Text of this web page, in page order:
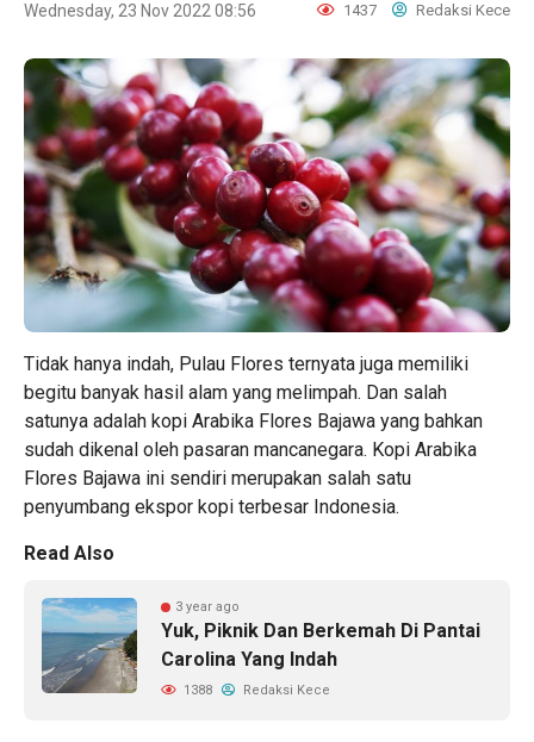
Wednesday, 23 Nov 2022 08:56 1437 Redaksi Kece
Tidak hanya indah, Pulau Flores ternyata juga memiliki
begitu banyak hasil alam yang melimpah. Dan salah
satunya adalah kopi Arabika Flores Bajawa yang bahkan
sudah dikenal oleh pasaran mancanegara. Kopi Arabika
Flores Bajawa ini sendiri merupakan salah satu
penyumbang ekspor kopi terbesar Indonesia.
Read Also
3 year ago
Yuk, Piknik Dan Berkemah Di Pantai
Carolina Yang Indah
1388 Redaksi Kece